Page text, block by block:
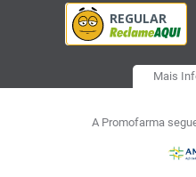
Mais
A Promofarma